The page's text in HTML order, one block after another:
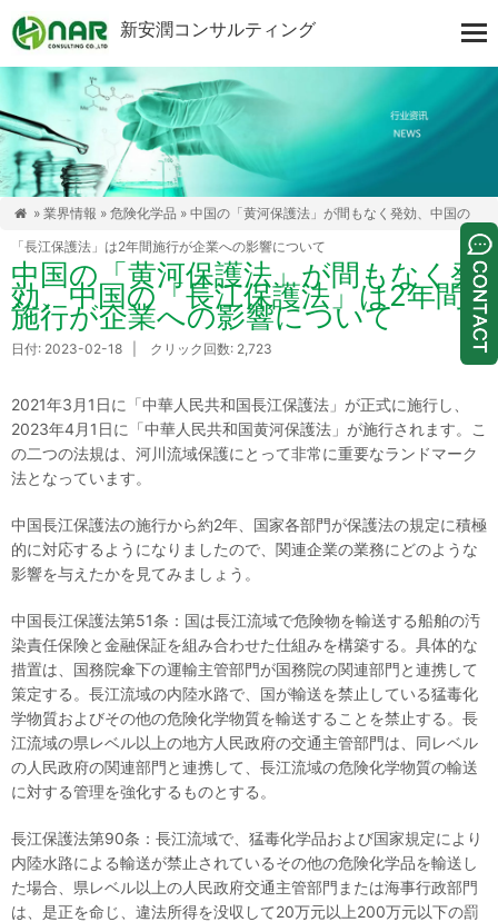
新安潤コンサルティング
 » 業界情報 » 危険化学品 » 中国の「黄河保護法」が間もなく発効、中国の
「長江保護法」は2年間施行が企業への影響について
中国の「黄河保護法」が間もなく発
効、中国の「長江保護法」は2年間
施行が企業への影響について
日付: 2023-02-18 | クリック回数: 2,723
2021年3月1日に「中華人民共和国長江保護法」が正式に施行し、
2023年4月1日に「中華人民共和国黄河保護法」が施行されます。こ
の二つの法規は、河川流域保護にとって非常に重要なランドマーク
法となっています。
中国長江保護法の施行から約2年、国家各部門が保護法の規定に積極
的に対応するようになりましたので、関連企業の業務にどのような
影響を与えたかを見てみましょう。
中国長江保護法第51条：国は長江流域で危険物を輸送する船舶の汚
染責任保険と金融保証を組み合わせた仕組みを構築する。具体的な
措置は、国務院傘下の運輸主管部門が国務院の関連部門と連携して
策定する。長江流域の内陸水路で、国が輸送を禁止している猛毒化
学物質およびその他の危険化学物質を輸送することを禁止する。長
江流域の県レベル以上の地方人民政府の交通主管部門は、同レベル
の人民政府の関連部門と連携して、長江流域の危険化学物質の輸送
に対する管理を強化するものとする。
長江保護法第90条：長江流域で、猛毒化学品および国家規定により
内陸水路による輸送が禁止されているその他の危険化学品を輸送し
た場合、県レベル以上の人民政府交通主管部門または海事行政部門
は、是正を命じ、違法所得を没収して20万元以上200万元以下の罰